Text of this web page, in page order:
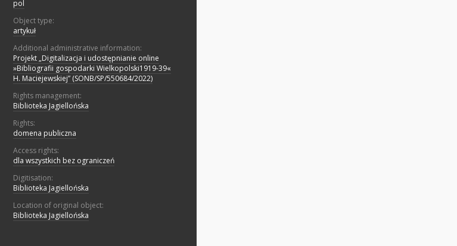
pol
Object type:
artykuł
Additional administrative information:
Projekt „Digitalizacja i udostępnianie online
»Bibliografii gospodarki Wielkopolski1919-39«
H. Maciejewskiej” (SONB/SP/550684/2022)
Rights management:
Biblioteka Jagiellońska
Rights:
domena publiczna
Access rights:
dla wszystkich bez ograniczeń
Digitisation:
Biblioteka Jagiellońska
Location of original object:
Biblioteka Jagiellońska